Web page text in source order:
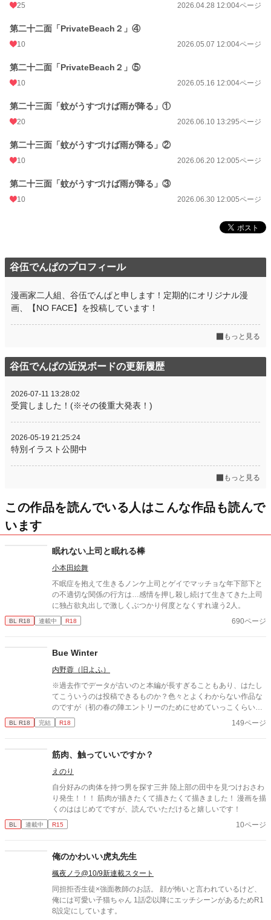
25 2026.04.28 12:004ページ
第二十二面「PrivateBeach２」④
10 2026.05.07 12:004ページ
第二十二面「PrivateBeach２」⑤
10 2026.05.16 12:004ページ
第二十三面「蚊がうすづけば雨が降る」①
20 2026.06.10 13:295ページ
第二十三面「蚊がうすづけば雨が降る」②
10 2026.06.20 12:005ページ
第二十三面「蚊がうすづけば雨が降る」③
10 2026.06.30 12:005ページ
谷伍でんぱのプロフィール
漫画家二人組、谷伍でんぱと申します！定期的にオリジナル漫
画、【NO FACE】を投稿しています！
もっと見る
谷伍でんぱの近況ボードの更新履歴
2026-07-11 13:28:02
受賞しました！(※その後重大発表！)
2026-05-19 21:25:24
特別イラスト公開中
もっと見る
この作品を読んでいる人はこんな作品も読んで
います
眠れない上司と眠れる棒
小本田絵舞
不眠症を抱えて生きるノンケ上司とゲイでマッチョな年下部下と
の不適切な関係の行方は…感情を押し殺し続けて生きてきた上司
に独占欲丸出しで激しくぶつかり何度となくすれ違う2人。
BL R18 連載中 R18 690ページ
Bue Winter
内野蓉（旧よふ）
※過去作でデータが古いのと本編が長すぎることもあり、はたし
てこういうのは投稿できるものか？色々とよくわからない作品な
のですが（初の春の陣エントリーのためにせめていっこくらい未
投稿作をと思い）とりあえず上げてみます。もし問題ありそうな
ら取り下げますので…。 過去、初参加のコミケで前半だけ紙で頒
す。長くかかった分だけあって自分的には思い入れの深い作品で
す。 内容は金融経済モノとややマニアックですが、一応（これは
段階としてはR15でいいのかな？悩みます…）BLっぽい箇所もあ
ります。投資銀行とか、インベストメントバンカーとかってわか
る人いますかね？？大体あのへんのお話で、後に凄腕のファンド
マネージャー（顧客から預かった巨額の投資資金を運用する人）
修行してた時代はどんな感じだったのか？を妄想して漫画にした
あと自分が猛烈に背景作画が苦手な人なので、モヤッとしてると
ころはなんとかイメージで補ってもらえると助かります…。 今見
はとても頑張って描いていた記憶はあるので、今回も目を止めて
下さった方にはお楽しみいただけるとありがたいです。
BL R18 完結 R18 149ページ
筋肉、触っていいですか？
えのり
自分好みの肉体を持つ男を探す三井 陸上部の田中を見つけおさわ
り発生！！！ 筋肉が描きたくて描きたくて描きました！ 漫画を描
くのははじめてですが、読んでいただけると嬉しいです！
BL 連載中 R15 10ページ
俺のかわいい虎丸先生
楓夜ノラ@10/9新連載スタート
同担拒否生徒×強面教師のお話。 顔が怖いと言われているけど、
俺には可愛い子猫ちゃん 1話②以降にエッチシーンがあるためR1
8設定にしています。